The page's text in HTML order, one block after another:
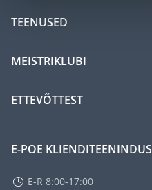
TEENUSED
MEISTRIKLUBI
ETTEVÕTTEST
E-POE KLIENDITEENINDUS
E-R 8:00-17:00